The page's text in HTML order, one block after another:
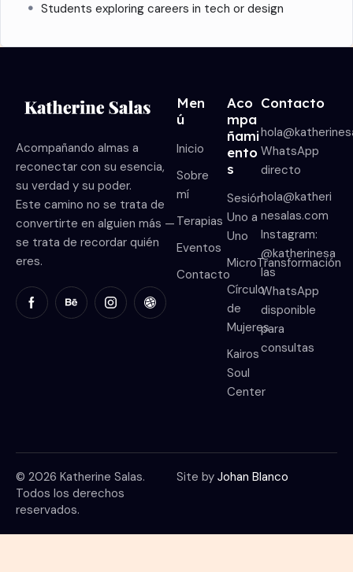
Students exploring careers in tech or design
Acompañando almas a
reconectar con su esencia,
su verdad y su poder.
Este camino no se trata de
convertirte en alguien más —
se trata de recordar quién
eres.
Men
ú
Inicio
Sobre
mí
Terapias
Eventos
Contacto
Aco
mpa
ñami
ento
s
Sesión
Uno a
Uno
MicroTransformación
Círculo
de
Mujeres
Kairos
Soul
Center
Contacto
WhatsApp
directo
hola@katheri
nesalas.com
Instagram:
@katherinesa
las
WhatsApp
disponible
para
consultas
© 2026 Katherine Salas.
Todos los derechos
reservados.
Site by Johan Blanco